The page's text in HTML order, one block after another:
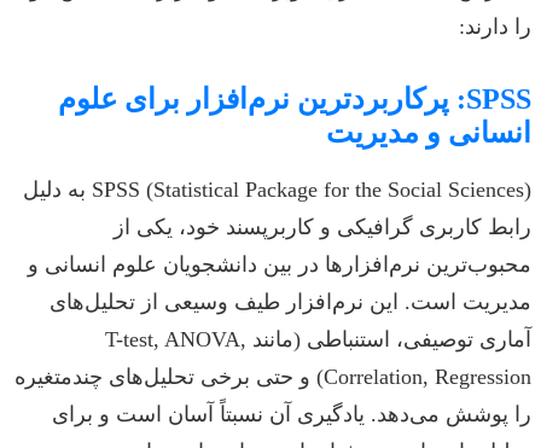
را دارند:
SPSS: پرکاربردترین نرم‌افزار برای علوم
انسانی و مدیریت
SPSS (Statistical Package for the Social Sciences) به دلیل
رابط کاربری گرافیکی و کاربرپسند خود، یکی از
محبوب‌ترین نرم‌افزارها در بین دانشجویان علوم انسانی و
مدیریت است. این نرم‌افزار طیف وسیعی از تحلیل‌های
آماری توصیفی، استنباطی (مانند T-test, ANOVA,
Correlation, Regression) و حتی برخی تحلیل‌های چندمتغیره
را پوشش می‌دهد. یادگیری آن نسبتاً آسان است و برای